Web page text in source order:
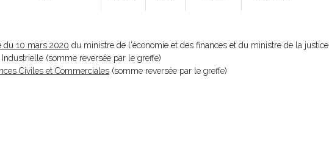
du 10 mars 2020 du ministre de l'économie et des finances et du ministre de la justice
(somme reversée par le greffe)
Civiles et Commerciales (somme reversée par le greffe)